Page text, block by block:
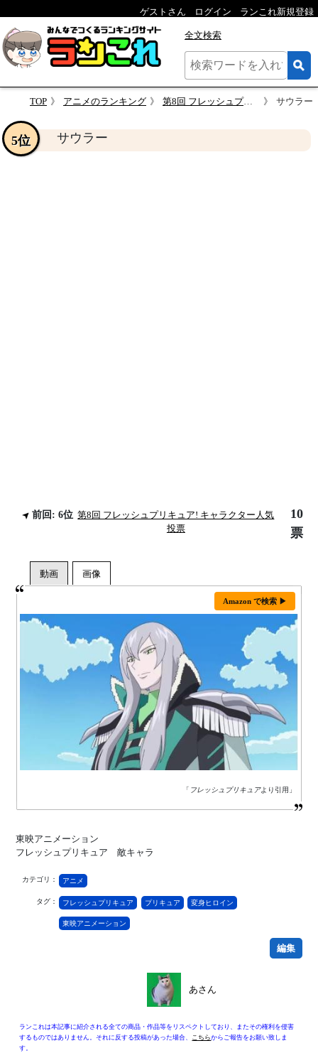
ゲストさん ログイン ランこれ新規登録
全文検索
TOP アニメのランキング 第8回 フレッシュプリキュア! キャラクター人気投票 サウラー
サウラー
5位
前回: 6位 第8回 フレッシュプリキュア! キャラクター人気
投票
10
票
Amazon で検索 ▶
「 フレッシュプリキュアより引用」
東映アニメーション
フレッシュプリキュア 敵キャラ
カテゴリ： アニメ
タグ： フレッシュプリキュア プリキュア 変身ヒロイン
東映アニメーション
編集
あさん
ランこれは本記事に紹介される全ての商品・作品等をリスペクトしており、またその権利を侵害
するものではありません。それに反する投稿があった場合、 こちらからご報告をお願い致しま
す。